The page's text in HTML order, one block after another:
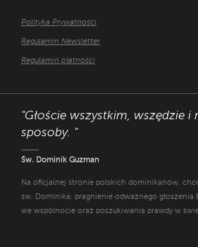
Polityka Prywatności
Regulamin Newsletter
Regulamin płatności
"Głoście wszystkim, wszędzie i
sposoby. "
Św. Dominik Guzman
Na oficjalnej stronie polskich dominikanów,
św. Dominika: pragnienie odważnego głoszenia
we wspólnocie oraz poszukiwania prawdy w